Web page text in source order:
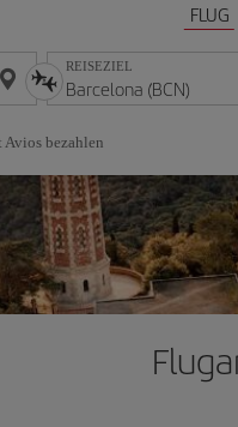
FLUG
REISEZIEL
Avios bezahlen